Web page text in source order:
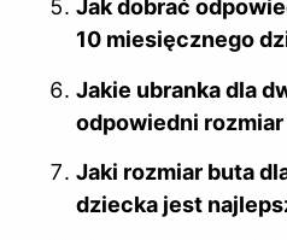
Jak dobrać
10 miesięcznego
Jakie ubranka dla
odpowiedni rozmiar
Jaki rozmiar buta
dziecka jest